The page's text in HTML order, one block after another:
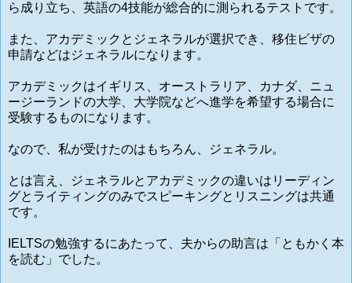
ら成り立ち、英語の4技能が総合的に測られるテストです。
また、アカデミックとジェネラルが選択でき、移住ビザの
申請などはジェネラルになります。
アカデミックはイギリス、オーストラリア、カナダ、ニュ
ージーランドの大学、大学院などへ進学を希望する場合に
受験するものになります。
なので、私が受けたのはもちろん、ジェネラル。
とは言え、ジェネラルとアカデミックの違いはリーディン
グとライティングのみでスピーキングとリスニングは共通
です。
IELTSの勉強するにあたって、夫からの助言は「ともかく本
を読む」でした。